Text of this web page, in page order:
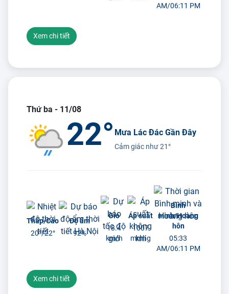
AM/06:11 PM
Xem chi tiết
Thứ ba - 11/08
22° Mưa Lác Đác Gần Đây
Cảm giác như21°
Thấp/Cao
20°/22°
Độ ẩm
92%
Gió
18.4
km/h
Áp suất
1007
mmhg
Bình
minh/Hoàng
hôn
05:33
AM/06:11 PM
Xem chi tiết